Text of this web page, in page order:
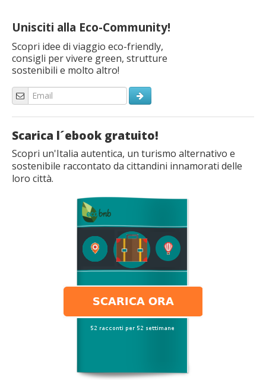
Unisciti alla Eco-Community!
Scopri idee di viaggio eco-friendly,
consigli per vivere green, strutture
sostenibili e molto altro!
Scarica l´ebook gratuito!
Scopri un'Italia autentica, un turismo alternativo e
sostenibile raccontato da cittandini innamorati delle
loro città.